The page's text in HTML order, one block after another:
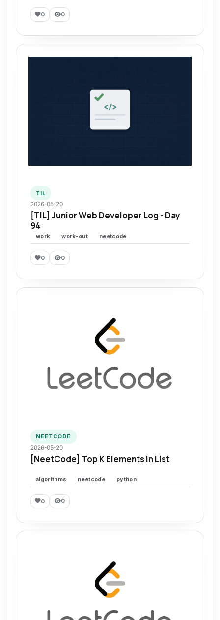
0 0
TIL
2026-05-20
[TIL] Junior Web Developer Log - Day
94
work work-out neetcode
0 0
NEETCODE
2026-05-20
[NeetCode] Top K Elements In List
algorithms neetcode python
0 0